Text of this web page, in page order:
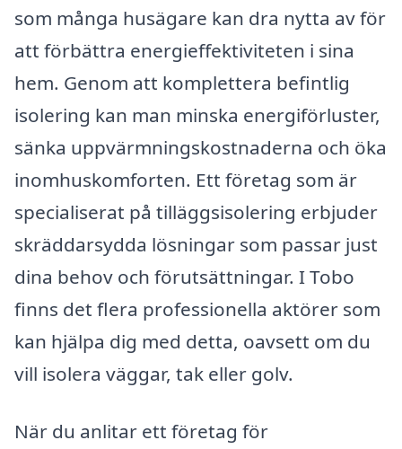
som många husägare kan dra nytta av för
att förbättra energieffektiviteten i sina
hem. Genom att komplettera befintlig
isolering kan man minska energiförluster,
sänka uppvärmningskostnaderna och öka
inomhuskomforten. Ett företag som är
specialiserat på tilläggsisolering erbjuder
skräddarsydda lösningar som passar just
dina behov och förutsättningar. I Tobo
finns det flera professionella aktörer som
kan hjälpa dig med detta, oavsett om du
vill isolera väggar, tak eller golv.
När du anlitar ett företag för